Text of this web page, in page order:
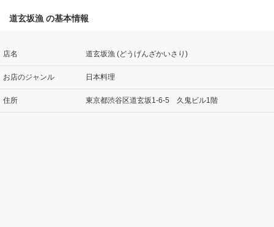
道玄坂漁 の基本情報
店名 道玄坂漁 (どうげんざかいさり)
お店のジャンル 日本料理
住所 東京都渋谷区道玄坂1-6-5 久鬼ビル1階